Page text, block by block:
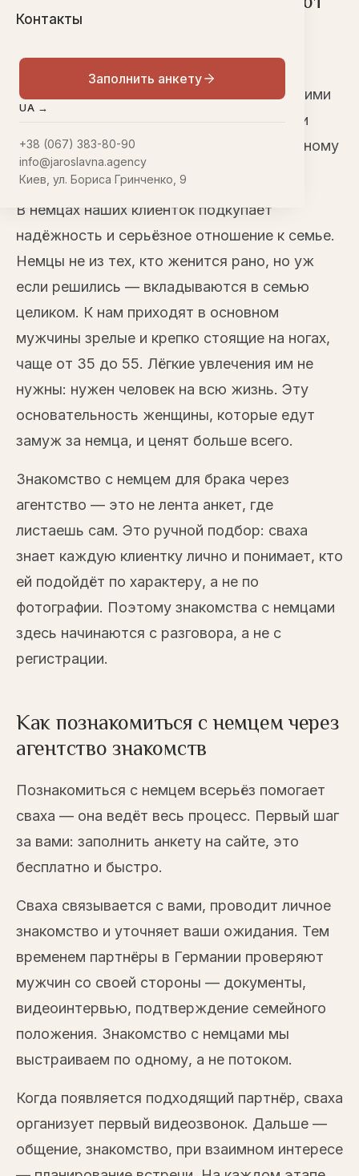
Контакты
Заполнить анкету
UA →
+38 (067) 383-80-90
info@jaroslavna.agency
Киев, ул. Бориса Гринченко, 9
немецких мужчин
Германия — одно из самых популярных
направлений у наших клиенток. С немецкими
партнёрами Ярославна работает давно и
помогла дойти до свадьбы далеко не одному
десятку пар.
В немцах наших клиенток подкупает
надёжность и серьёзное отношение к семье.
Немцы не из тех, кто женится рано, но уж
если решились — вкладываются в семью
целиком. К нам приходят в основном
мужчины зрелые и крепко стоящие на ногах,
чаще от 35 до 55. Лёгкие увлечения им не
нужны: нужен человек на всю жизнь. Эту
основательность женщины, которые едут
замуж за немца, и ценят больше всего.
Знакомство с немцем для брака через
агентство — это не лента анкет, где
листаешь сам. Это ручной подбор: сваха
знает каждую клиентку лично и понимает, кто
ей подойдёт по характеру, а не по
фотографии. Поэтому знакомства с немцами
здесь начинаются с разговора, а не с
регистрации.
Как познакомиться с немцем через
агентство знакомств
Познакомиться с немцем всерьёз помогает
сваха — она ведёт весь процесс. Первый шаг
за вами: заполнить анкету на сайте, это
бесплатно и быстро.
Сваха связывается с вами, проводит личное
знакомство и уточняет ваши ожидания. Тем
временем партнёры в Германии проверяют
мужчин со своей стороны — документы,
видеоинтервью, подтверждение семейного
положения. Знакомство с немцами мы
выстраиваем по одному, а не потоком.
Когда появляется подходящий партнёр, сваха
организует первый видеозвонок. Дальше —
общение, знакомство, при взаимном интересе